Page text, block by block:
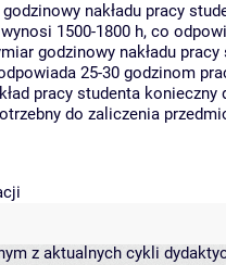
nakładu pracy
1500-1800 h, co
godzinowy nakładu
25-30 godzinom
pracy studenta
do zaliczenia
z aktualnych cykli